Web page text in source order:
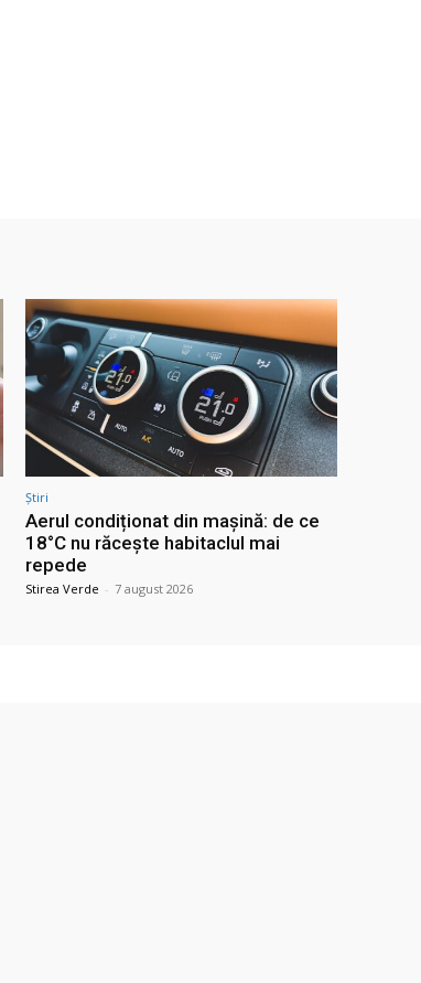
Știri
Aerul condiționat din mașină: de ce
18°C nu răcește habitaclul mai
repede
Stirea Verde - 7 august 2026